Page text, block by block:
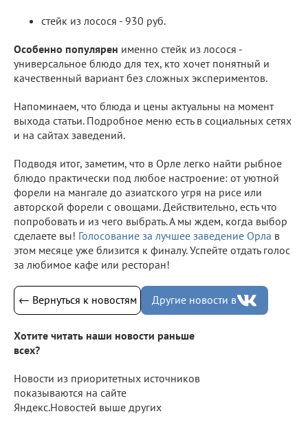
стейк из лосося - 930 руб.
Особенно популярен именно стейк из лосося -
универсальное блюдо для тех, кто хочет понятный и
качественный вариант без сложных экспериментов.
Напоминаем, что блюда и цены актуальны на момент
выхода статьи. Подробное меню есть в социальных сетях
и на сайтах заведений.
Подводя итог, заметим, что в Орле легко найти рыбное
блюдо практически под любое настроение: от уютной
форели на мангале до азиатского угря на рисе или
авторской форели с овощами. Действительно, есть что
попробовать и из чего выбрать. А мы ждем, когда выбор
сделаете вы! Голосование за лучшее заведение Орла в
этом месяце уже близится к финалу. Успейте отдать голос
за любимое кафе или ресторан!
← Вернуться к новостям Другие новости в
Хотите читать наши новости раньше
всех?
Новости из приоритетных источников
показываются на сайте
Яндекс.Новостей выше других